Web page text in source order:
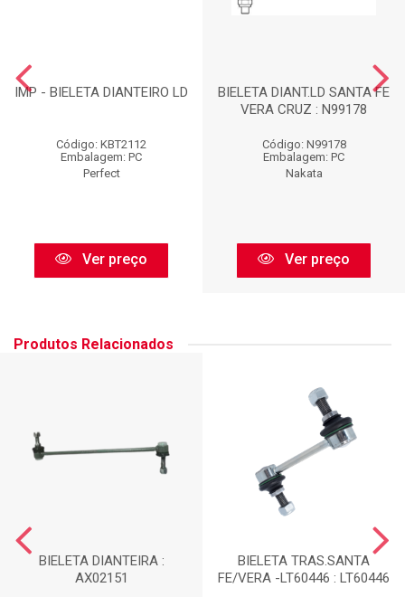
IMP - BIELETA DIANTEIRO LD
Código: KBT2112
Embalagem: PC
Perfect
Ver preço
BIELETA DIANT.LD SANTA FE
VERA CRUZ : N99178
Código: N99178
Embalagem: PC
Nakata
Ver preço
Produtos Relacionados
BIELETA DIANTEIRA :
AX02151
BIELETA TRAS.SANTA
FE/VERA -LT60446 : LT60446